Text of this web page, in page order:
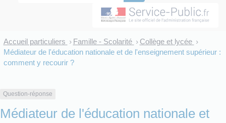
Accueil particuliers > Famille - Scolarité > Collège et lycée >
Médiateur de l'éducation nationale et de l'enseignement supérieur :
comment y recourir ?
Question-réponse
Médiateur de l'éducation nationale et